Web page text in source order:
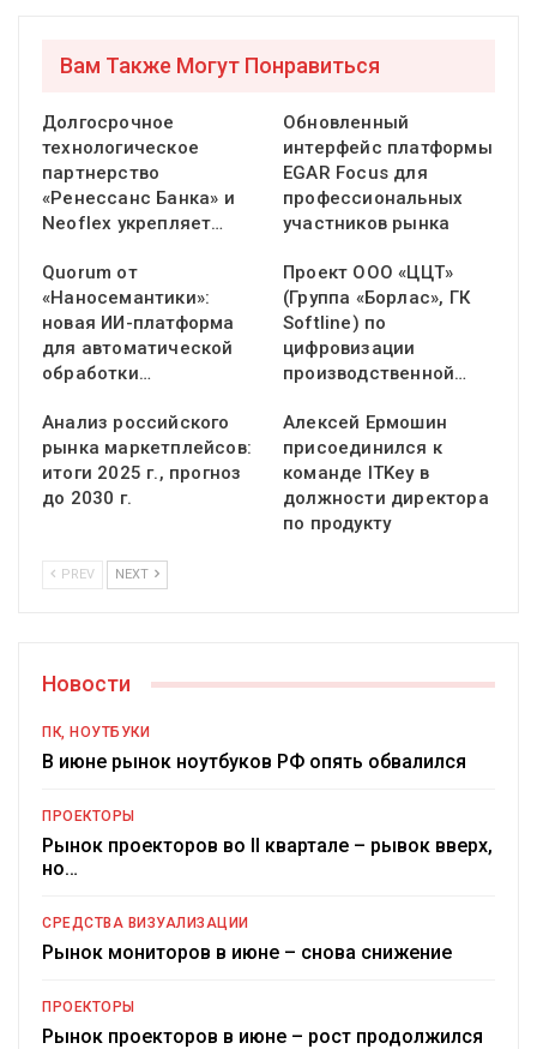
Вам Также Могут Понравиться
Долгосрочное
технологическое
партнерство
«Ренессанс Банка» и
Neoflex укрепляет…
Обновленный
интерфейс платформы
EGAR Focus для
профессиональных
участников рынка
Quorum от
«Наносемантики»:
новая ИИ-платформа
для автоматической
обработки…
Проект ООО «ЦЦТ»
(Группа «Борлас», ГК
Softline) по
цифровизации
производственной…
Анализ российского
рынка маркетплейсов:
итоги 2025 г., прогноз
до 2030 г.
Алексей Ермошин
присоединился к
команде ITKey в
должности директора
по продукту
PREV NEXT
Новости
ПК, НОУТБУКИ
В июне рынок ноутбуков РФ опять обвалился
ПРОЕКТОРЫ
Рынок проекторов во II квартале – рывок вверх,
но…
СРЕДСТВА ВИЗУАЛИЗАЦИИ
Рынок мониторов в июне – снова снижение
ПРОЕКТОРЫ
Рынок проекторов в июне – рост продолжился